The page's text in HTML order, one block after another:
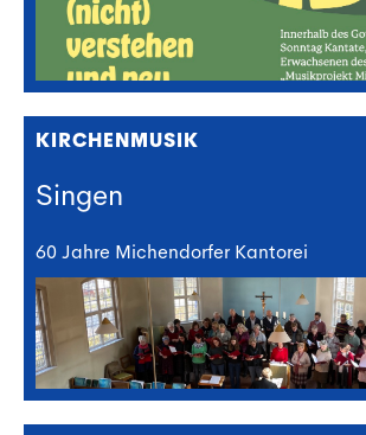
KIRCHENMUSIK
Singen
60 Jahre Michendorfer Kantorei